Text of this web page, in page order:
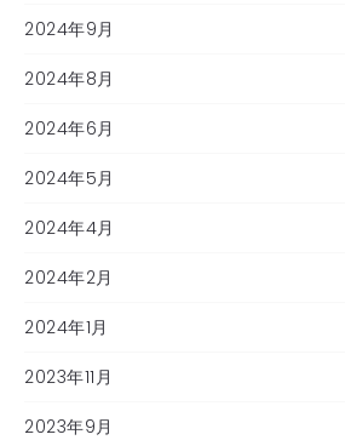
2024年9月
2024年8月
2024年6月
2024年5月
2024年4月
2024年2月
2024年1月
2023年11月
2023年9月